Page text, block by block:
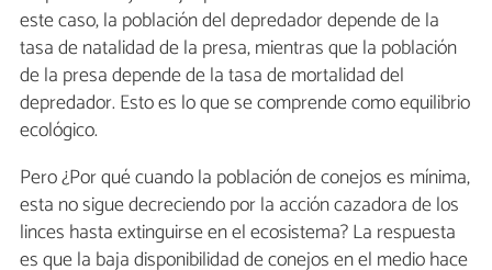
este caso, la población del depredador depende de la
tasa de natalidad de la presa, mientras que la población
de la presa depende de la tasa de mortalidad del
depredador. Esto es lo que se comprende como equilibrio
ecológico.
Pero ¿Por qué cuando la población de conejos es mínima,
esta no sigue decreciendo por la acción cazadora de los
linces hasta extinguirse en el ecosistema? La respuesta
es que la baja disponibilidad de conejos en el medio hace